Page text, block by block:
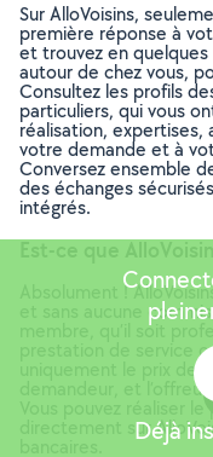
Sur AlloVoisins,
première réponse à
et trouvez en
autour de chez vous,
Consultez les profils
particuliers, qui vous
réalisation, expertises,
votre demande et à
Conversez ensemble
des échanges
intégrés.
Absolument !
et sans aucune
membre, qu’il soit
prestation de service
uniquement le prix de
demandeur, et l’offreur.
Vous pouvez réaliser
directement surDéjà